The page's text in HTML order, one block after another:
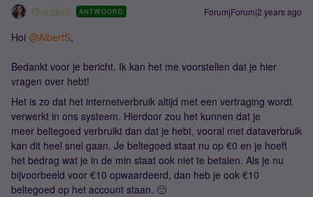
Roeqajja ANTWOORD Forum|Forum|2 years ago
Hoi @AlbertS,
Bedankt voor je bericht. Ik kan het me voorstellen dat je hier
vragen over hebt!
Het is zo dat het internetverbruik altijd met een vertraging wordt
verwerkt in ons systeem. Hierdoor zou het kunnen dat je
meer beltegoed verbruikt dan dat je hebt, vooral met dataverbruik
kan dit heel snel gaan. Je beltegoed staat nu op €0 en je hoeft
het bedrag wat je in de min staat ook niet te betalen. Als je nu
bijvoorbeeld voor €10 opwaardeerd, dan heb je ook €10
beltegoed op het account staan. 🙂